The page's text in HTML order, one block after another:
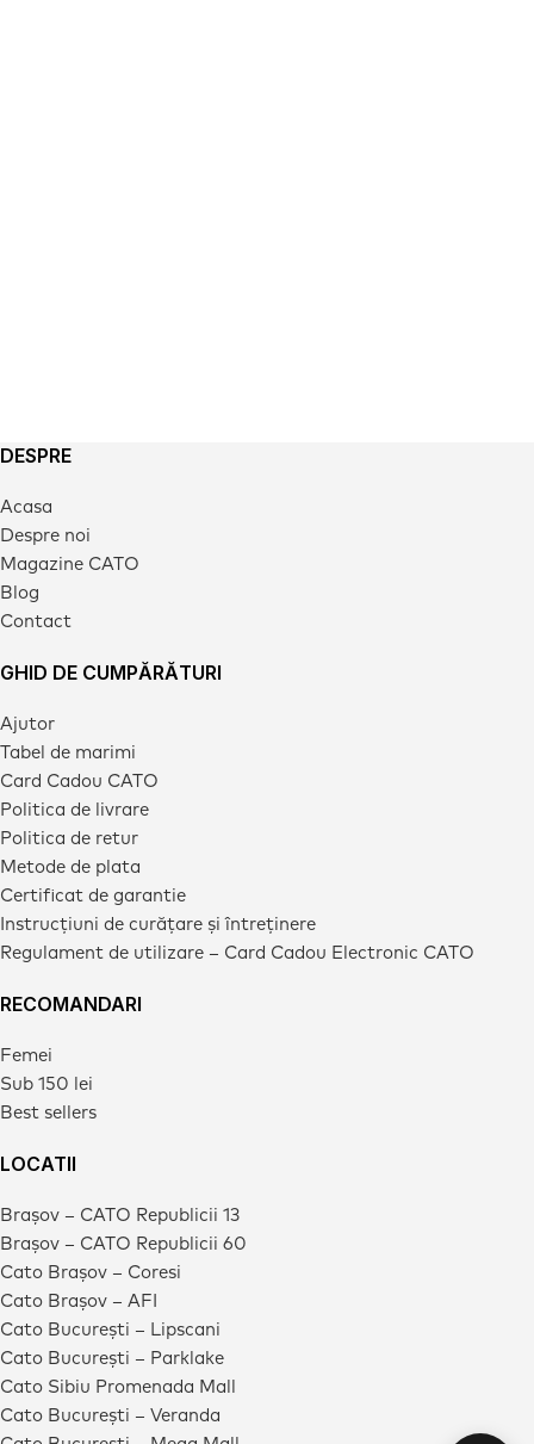
DESPRE
Acasa
Despre noi
Magazine CATO
Blog
Contact
GHID DE CUMPĂRĂTURI
Ajutor
Tabel de marimi
Card Cadou CATO
Politica de livrare
Politica de retur
Metode de plata
Certificat de garantie
Instrucțiuni de curățare și întreținere
Regulament de utilizare – Card Cadou Electronic CATO
RECOMANDARI
Femei
Sub 150 lei
Best sellers
LOCATII
Brașov – CATO Republicii 13
Brașov – CATO Republicii 60
Cato Brașov – Coresi
Cato Brașov – AFI
Cato București – Lipscani
Cato București – Parklake
Cato Sibiu Promenada Mall
Cato București – Veranda